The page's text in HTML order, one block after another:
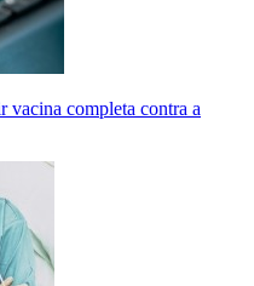
vacina completa contra a